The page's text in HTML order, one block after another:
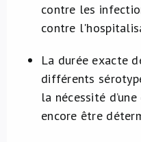
contre les
contre
La durée exacte
différents
la nécessité
encore être